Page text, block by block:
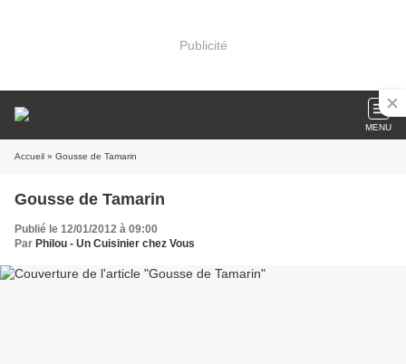
Publicité
MENU
Accueil » Gousse de Tamarin
Gousse de Tamarin
Publié le 12/01/2012 à 09:00
Par Philou - Un Cuisinier chez Vous